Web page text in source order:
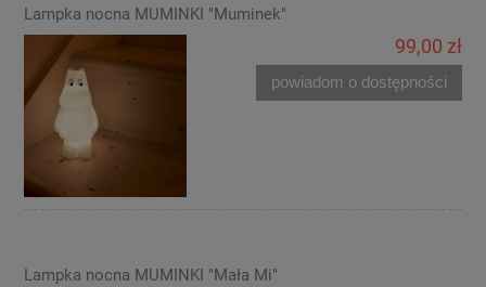
Lampka nocna MUMINKI "Muminek"
99,00 zł
powiadom o dostępności
Lampka nocna MUMINKI "Mała Mi"